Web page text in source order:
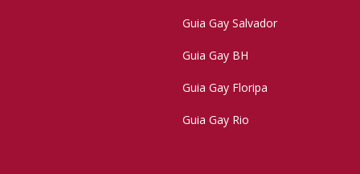
Guia Gay Salvador
Guia Gay BH
Guia Gay Floripa
Guia Gay Rio